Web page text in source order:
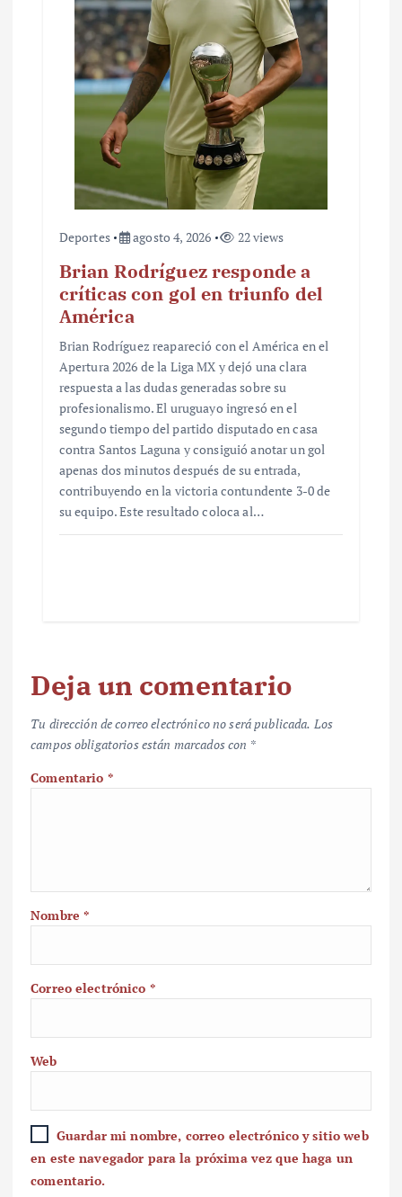
Deportes agosto 4, 2026 22 views
Brian Rodríguez responde a
críticas con gol en triunfo del
América
Brian Rodríguez reapareció con el América en el
Apertura 2026 de la Liga MX y dejó una clara
respuesta a las dudas generadas sobre su
profesionalismo. El uruguayo ingresó en el
segundo tiempo del partido disputado en casa
contra Santos Laguna y consiguió anotar un gol
apenas dos minutos después de su entrada,
contribuyendo en la victoria contundente 3-0 de
su equipo. Este resultado coloca al…
Deja un comentario
Tu dirección de correo electrónico no será publicada. Los
campos obligatorios están marcados con *
Comentario *
Nombre*
Correo electrónico *
Web
Guardar mi nombre, correo electrónico y sitio web
en este navegador para la próxima vez que haga un
comentario.